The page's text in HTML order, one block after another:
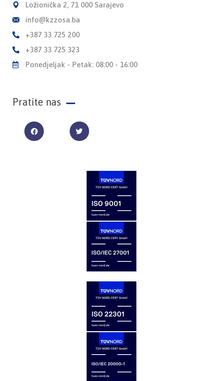
Ložionička 2, 71 000 Sarajevo
info@kzzosa.ba
+387 33 725 200
+387 33 725 323
Ponedjeljak - Petak: 08:00 - 16:00
Pratite nas